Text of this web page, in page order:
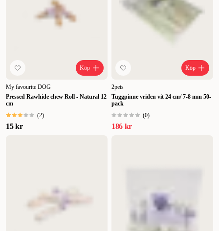
Köp
My favourite DOG
Pressed Rawhide chew Roll - Natural 12
cm
(2)
15 kr
Köp
2pets
Tuggpinne vriden vit 24 cm/ 7-8 mm 50-
pack
(0)
186 kr